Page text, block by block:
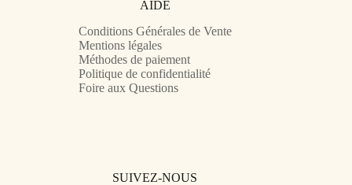
AIDE
Conditions Générales de Vente
Mentions légales
Méthodes de paiement
Politique de confidentialité
Foire aux Questions
SUIVEZ-NOUS